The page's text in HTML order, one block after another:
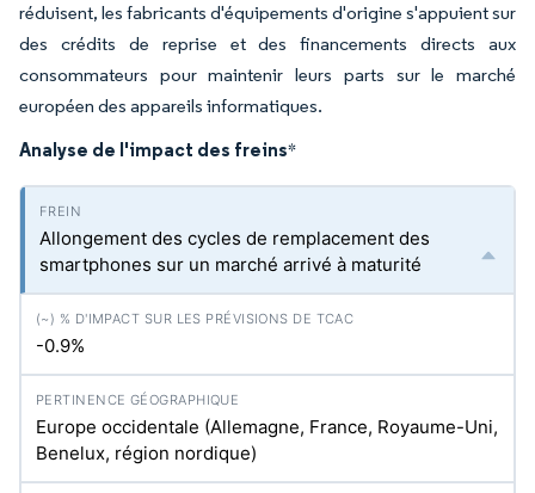
réduisent, les fabricants d'équipements d'origine s'appuient sur
des crédits de reprise et des financements directs aux
consommateurs pour maintenir leurs parts sur le marché
européen des appareils informatiques.
Analyse de l'impact des freins*
Allongement des cycles de remplacement des
smartphones sur un marché arrivé à maturité
-0.9%
Europe occidentale (Allemagne, France, Royaume-Uni,
Benelux, région nordique)